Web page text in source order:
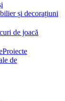
și decorațiuni
de joacă
Proiecte
de